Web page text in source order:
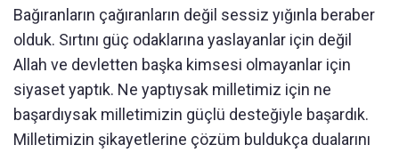
Bağıranların çağıranların değil sessiz yığınla beraber
olduk. Sırtını güç odaklarına yaslayanlar için değil
Allah ve devletten başka kimsesi olmayanlar için
siyaset yaptık. Ne yaptıysak milletimiz için ne
başardıysak milletimizin güçlü desteğiyle başardık.
Milletimizin şikayetlerine çözüm buldukça dualarını